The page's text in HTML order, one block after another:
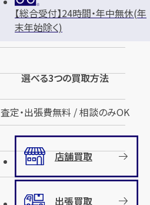
【総合受付】24時間・年中無休(年
末年始除く)
選べる3つの買取方法
査定・出張費無料 / 相談のみOK
店舗買取
出張買取